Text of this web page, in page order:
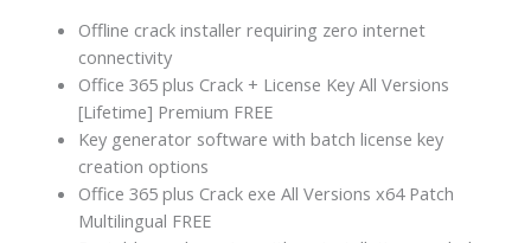
Offline crack installer requiring zero internet
connectivity
Office 365 plus Crack + License Key All Versions
[Lifetime] Premium FREE
Key generator software with batch license key
creation options
Office 365 plus Crack exe All Versions x64 Patch
Multilingual FREE